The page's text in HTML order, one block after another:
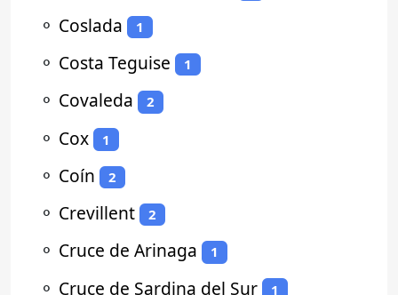
⚬ Coslada 1
⚬ Costa Teguise 1
⚬ Covaleda 2
⚬ Cox 1
⚬ Coín 2
⚬ Crevillent 2
⚬ Cruce de Arinaga 1
⚬ Cruce de Sardina del Sur 1